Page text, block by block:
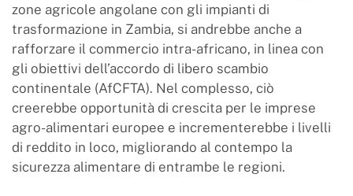
zone agricole angolane con gli impianti di
trasformazione in Zambia, si andrebbe anche a
rafforzare il commercio intra-africano, in linea con
gli obiettivi dell’accordo di libero scambio
continentale (AfCFTA). Nel complesso, ciò
creerebbe opportunità di crescita per le imprese
agro-alimentari europee e incrementerebbe i livelli
di reddito in loco, migliorando al contempo la
sicurezza alimentare di entrambe le regioni.